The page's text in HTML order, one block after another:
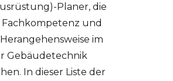
Planer, die
und
im
Gebäudetechnik
In dieser Liste der